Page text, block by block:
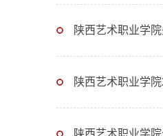
陕西艺术职业学
陕西艺术职业学